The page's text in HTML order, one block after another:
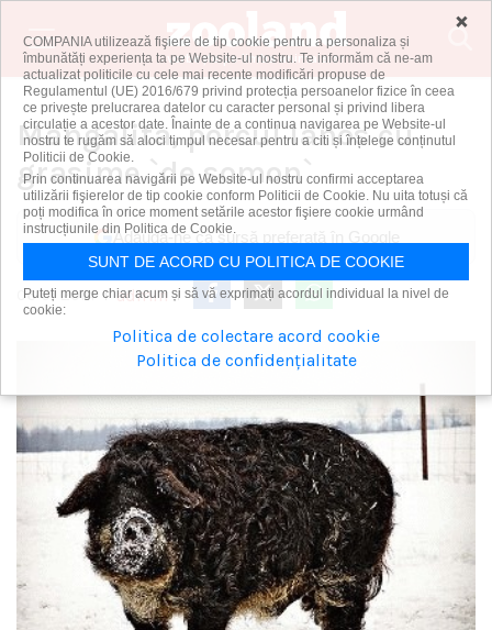
vorbeşte pe limba animalelor
Mangalita, porcul lanos cu
grasime `de somon`
Adaugă-ne ca sursă preferată în Google
06 01 2014 | admin |
×
COMPANIA utilizează fişiere de tip cookie pentru a personaliza și
îmbunătăți experiența ta pe Website-ul nostru. Te informăm că ne-am
actualizat politicile cu cele mai recente modificări propuse de
Regulamentul (UE) 2016/679 privind protecția persoanelor fizice în ceea
ce privește prelucrarea datelor cu caracter personal și privind libera
circulație a acestor date. Înainte de a continua navigarea pe Website-ul
nostru te rugăm să aloci timpul necesar pentru a citi și înțelege conținutul
Politicii de Cookie.
Prin continuarea navigării pe Website-ul nostru confirmi acceptarea
utilizării fişierelor de tip cookie conform Politicii de Cookie. Nu uita totuși că
poți modifica în orice moment setările acestor fişiere cookie urmând
instrucțiunile din Politica de Cookie.
SUNT DE ACORD CU POLITICA DE COOKIE
Puteți merge chiar acum și să vă exprimați acordul individual la nivel de
cookie:
Politica de colectare acord cookie
Politica de confidențialitate